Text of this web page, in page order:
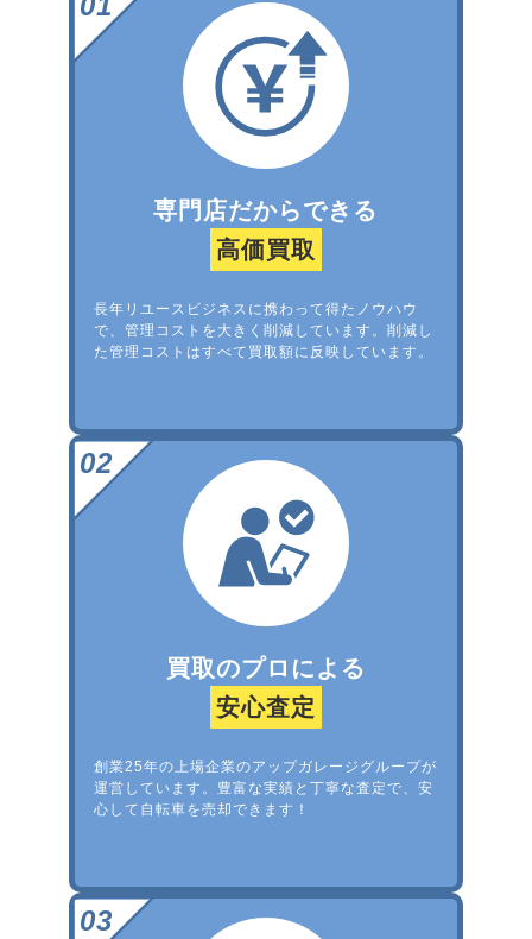
専門店だからできる
高価買取
長年リユースビジネスに携わって得たノウハウ
で、管理コストを大きく削減しています。削減し
た管理コストはすべて買取額に反映しています。
買取のプロによる
安心査定
創業25年の上場企業のアップガレージグループが
運営しています。豊富な実績と丁寧な査定で、安
心して自転車を売却できます！